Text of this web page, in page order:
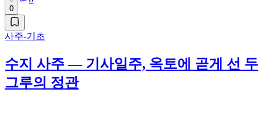
0
사주-기초
수지 사주 — 기사일주, 옥토에 곧게 선 두
그루의 정관